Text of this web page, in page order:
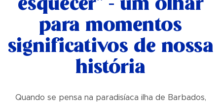
esquecer" - um olhar
para momentos
significativos de nossa
história
Quando se pensa na paradisíaca ilha de Barbados,